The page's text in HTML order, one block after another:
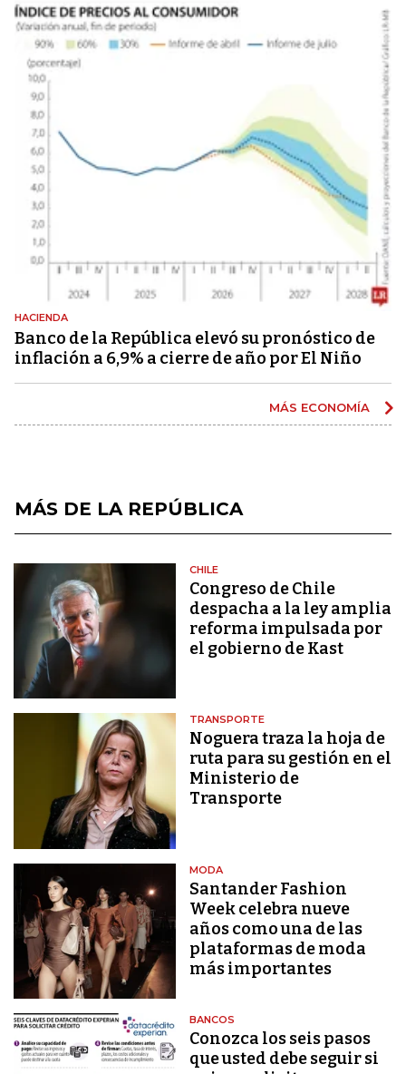
HACIENDA
Banco de la República elevó su pronóstico de
inflación a 6,9% a cierre de año por El Niño
MÁS ECONOMÍA
MÁS DE LA REPÚBLICA
CHILE
Congreso de Chile
despacha a la ley amplia
reforma impulsada por
el gobierno de Kast
TRANSPORTE
Noguera traza la hoja de
ruta para su gestión en el
Ministerio de
Transporte
MODA
Santander Fashion
Week celebra nueve
años como una de las
plataformas de moda
más importantes
BANCOS
Conozca los seis pasos
que usted debe seguir si